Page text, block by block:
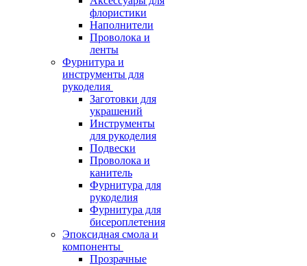
флористики
Наполнители
Проволока и
ленты
Фурнитура и
инструменты для
рукоделия
Заготовки для
украшений
Инструменты
для рукоделия
Подвески
Проволока и
канитель
Фурнитура для
рукоделия
Фурнитура для
бисероплетения
Эпоксидная смола и
компоненты
Прозрачные